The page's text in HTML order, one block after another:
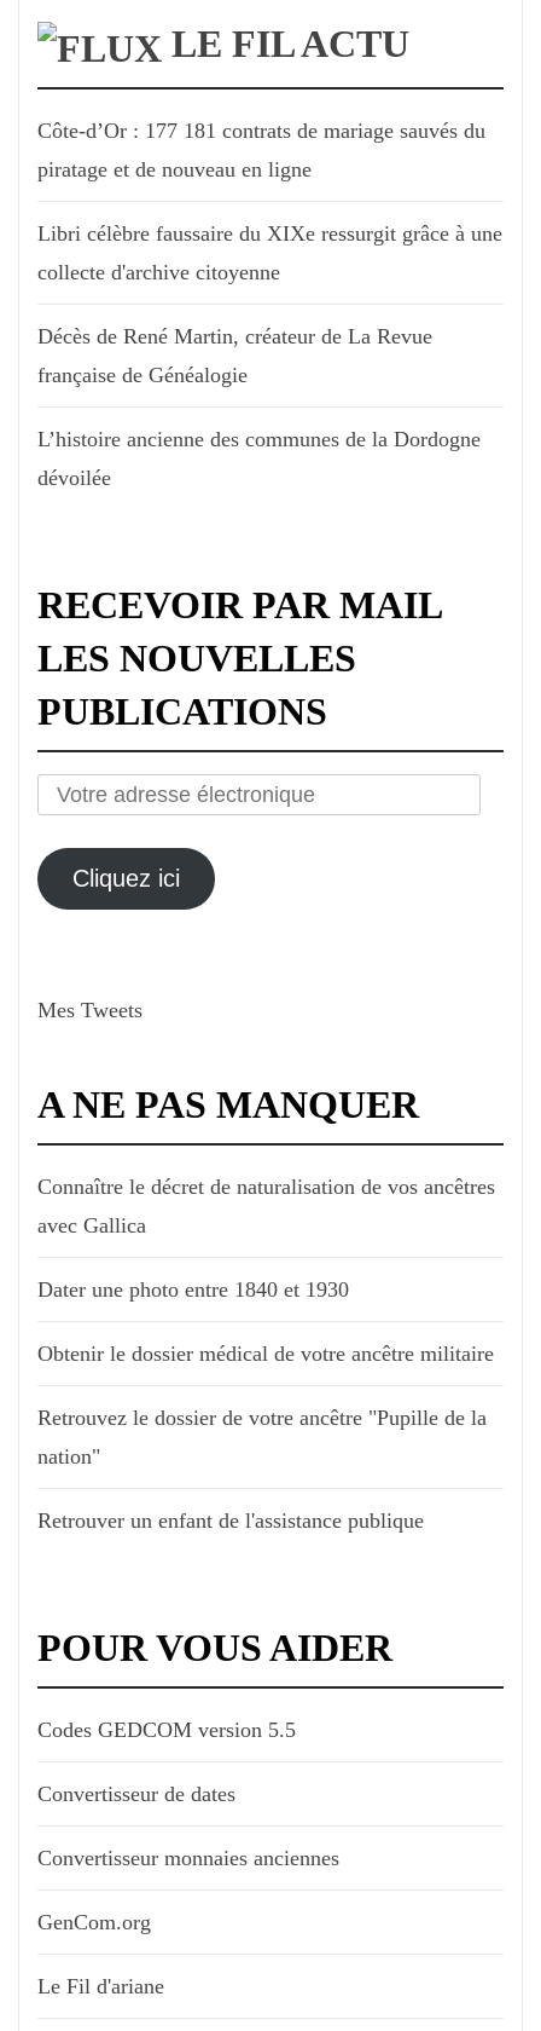
LE FIL ACTU
Côte-d’Or : 177 181 contrats de mariage sauvés du
piratage et de nouveau en ligne
Libri célèbre faussaire du XIXe ressurgit grâce à une
collecte d'archive citoyenne
Décès de René Martin, créateur de La Revue
française de Généalogie
L’histoire ancienne des communes de la Dordogne
dévoilée
RECEVOIR PAR MAIL
LES NOUVELLES
PUBLICATIONS
Votre
électronique
Cliquez ici
Mes Tweets
A NE PAS MANQUER
Connaître le décret de naturalisation de vos ancêtres
avec Gallica
Dater une photo entre 1840 et 1930
Obtenir le dossier médical de votre ancêtre militaire
Retrouvez le dossier de votre ancêtre "Pupille de la
nation"
Retrouver un enfant de l'assistance publique
POUR VOUS AIDER
Codes GEDCOM version 5.5
Convertisseur de dates
Convertisseur monnaies anciennes
GenCom.org
Le Fil d'ariane